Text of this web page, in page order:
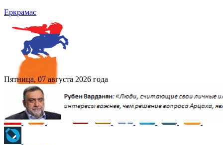
Еркрамас
Пятница, 07 августа 2026 года